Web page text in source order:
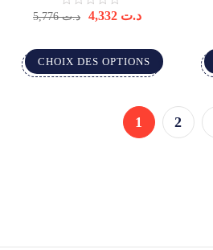
د.ت5,776 د.ت
CHOIX DES OPTIONS
1 2